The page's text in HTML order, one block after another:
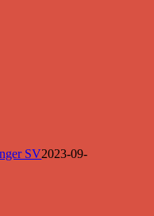
SV2023-09-